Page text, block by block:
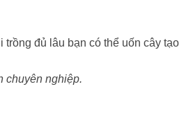
đủ lâu bạn có thể uốn cây tạo
chuyên nghiệp.